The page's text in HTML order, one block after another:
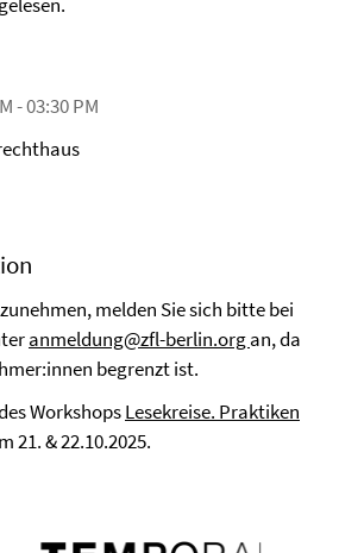
- 03:30 PM
melden Sie sich bitte bei
anmeldung@zfl-berlin.organ, da
begrenzt ist.
WorkshopsLesekreise. Praktiken
21. & 22.10.2025.